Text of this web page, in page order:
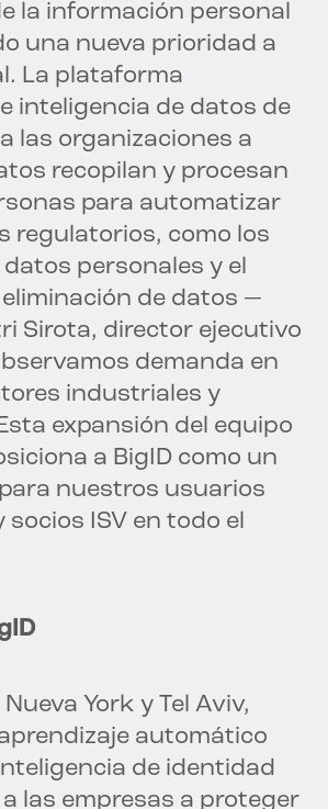
la información personal
una nueva prioridad a
La plataforma
inteligencia de datos de
las organizaciones a
recopilan y procesan
para automatizar
regulatorios, como los
personales y el
de datos —
Sirota, director ejecutivo
demanda en
industriales y
expansión del equipo
a BigID como un
nuestros usuarios
socios ISV en todo el
York y Tel Aviv,
automático
de identidad
las empresas a proteger